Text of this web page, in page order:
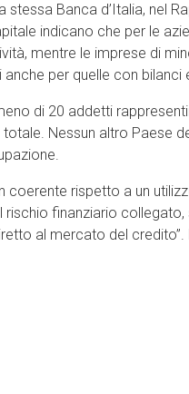
Banca d’Italia, nel
indicano che per le
mentre le imprese di
per quelle con bilanci
di 20 addetti
Nessun altro Paese
coerente rispetto a un
rischio finanziario
al mercato del